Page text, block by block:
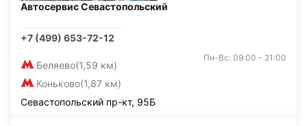
Автосервис Севастопольский
+7 (499) 653-72-12
Беляево(1,59 км)
Коньково(1,87 км)
Пн-Вс: 09:00 - 21:00
Севастопольский пр-кт, 95Б